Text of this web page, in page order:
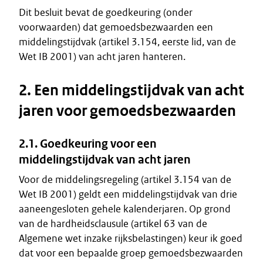
Dit besluit bevat de goedkeuring (onder
voorwaarden) dat gemoedsbezwaarden een
middelingstijdvak (artikel 3.154, eerste lid, van de
Wet IB 2001) van acht jaren hanteren.
2. Een middelingstijdvak van acht
jaren voor gemoedsbezwaarden
2.1. Goedkeuring voor een
middelingstijdvak van acht jaren
Voor de middelingsregeling (artikel 3.154 van de
Wet IB 2001) geldt een middelingstijdvak van drie
aaneengesloten gehele kalenderjaren. Op grond
van de hardheidsclausule (artikel 63 van de
Algemene wet inzake rijksbelastingen) keur ik goed
dat voor een bepaalde groep gemoedsbezwaarden